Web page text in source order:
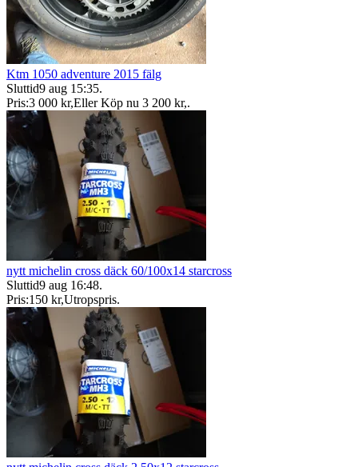
Ktm 1050 adventure 2015 fälg
Sluttid9 aug 15:35.
Pris:3 000 kr,Eller Köp nu 3 200 kr,.
nytt michelin cross däck 60/100x14 starcross
Sluttid9 aug 16:48.
Pris:150 kr,Utropspris.